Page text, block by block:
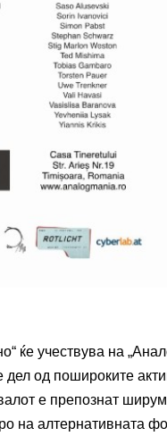
ќе учествува на
од пошироките
е препознат
на алтернативната